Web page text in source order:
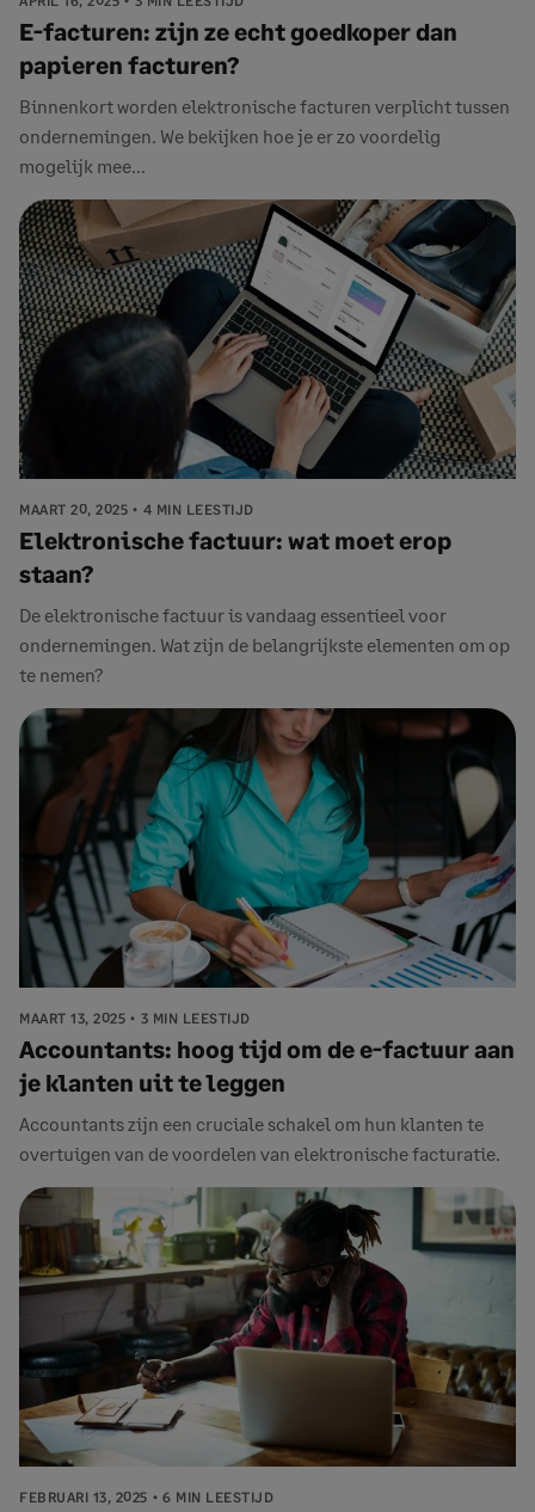
E-facturen: zijn ze echt goedkoper dan
papieren facturen?
Binnenkort worden elektronische facturen verplicht tussen
ondernemingen. We bekijken hoe je er zo voordelig
mogelijk mee...
MAART 20, 2025 4 MIN LEESTIJD
Elektronische factuur: wat moet erop
staan?
De elektronische factuur is vandaag essentieel voor
ondernemingen. Wat zijn de belangrijkste elementen om op
te nemen?
MAART 13, 2025 3 MIN LEESTIJD
Accountants: hoog tijd om de e-factuur aan
je klanten uit te leggen
Accountants zijn een cruciale schakel om hun klanten te
overtuigen van de voordelen van elektronische facturatie.
FEBRUARI 13, 2025 6 MIN LEESTIJD